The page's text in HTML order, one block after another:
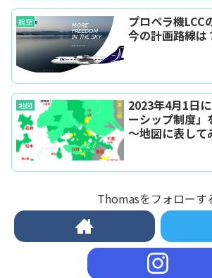
航空
プロペラ機LCC
今の計画路線は
地図
2023年4月1日
ーシップ制度
～地図に表して
Thomasをフォローす